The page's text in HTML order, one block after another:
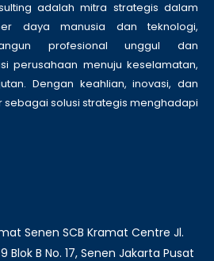
adalah mitra strategis dalam
daya manusia dan teknologi,
profesional unggul dan
perusahaan menuju keselamatan,
Dengan keahlian, inovasi, dan
solusi strategis menghadapi
Senen SCB Kramat Centre Jl.
Blok B No. 17, Senen Jakarta Pusat